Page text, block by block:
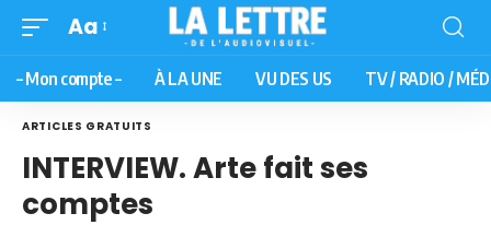
Aa
– Mon compte – À LA UNE VU DES US TV / RADIO /
ARTICLES GRATUITS
INTERVIEW. Arte fait ses
comptes